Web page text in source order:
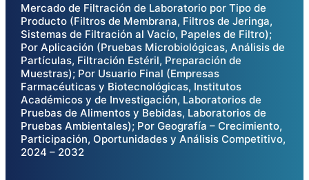
Mercado de Filtración de Laboratorio por Tipo de
Producto (Filtros de Membrana, Filtros de Jeringa,
Sistemas de Filtración al Vacío, Papeles de Filtro);
Por Aplicación (Pruebas Microbiológicas, Análisis de
Partículas, Filtración Estéril, Preparación de
Muestras); Por Usuario Final (Empresas
Farmacéuticas y Biotecnológicas, Institutos
Académicos y de Investigación, Laboratorios de
Pruebas de Alimentos y Bebidas, Laboratorios de
Pruebas Ambientales); Por Geografía – Crecimiento,
Participación, Oportunidades y Análisis Competitivo,
2024 – 2032